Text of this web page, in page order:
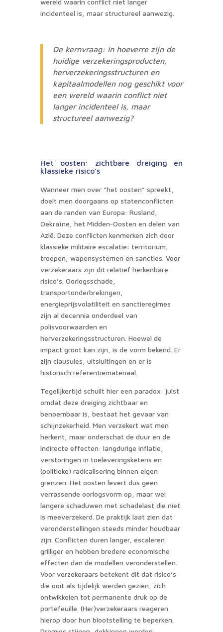
wereld waarin conflict niet langer
incidenteel is, maar structureel aanwezig.
De kernvraag: in hoeverre zijn de
huidige verzekeringsproducten,
herverzekeringsstructuren en
kapitaalmodellen nog geschikt voor
een wereld waarin conflict niet
langer incidenteel is, maar
structureel aanwezig?
Het oosten: zichtbare dreiging en
klassieke risico’s
Wanneer men over “het oosten” spreekt,
doelt men doorgaans op statenconflicten
aan de randen van Europa: Rusland,
Oekraïne, het Midden-Oosten en delen van
Azië. Deze conflicten kenmerken zich door
klassieke militaire escalatie: territorium,
troepen, wapensystemen en sancties. Voor
verzekeraars zijn dit relatief herkenbare
risico’s. Oorlogsschade,
transportonderbrekingen,
energieprijsvolatiliteit en sanctieregimes
zijn al decennia onderdeel van
polisvoorwaarden en
herverzekeringsstructuren. Hoewel de
impact groot kan zijn, is de vorm bekend. Er
zijn clausules, uitsluitingen en er is
historisch referentiemateriaal.
Tegelijkertijd schuilt hier een paradox: juist
omdat deze dreiging zichtbaar en
benoembaar is, bestaat het gevaar van
schijnzekerheid. Men verzekert wat men
herkent, maar onderschat de duur en de
indirecte effecten: langdurige inflatie,
verstoringen in toeleveringsketens en
(politieke) radicalisering binnen eigen
grenzen. Het oosten levert dus geen
verrassende oorlogsvorm op, maar wel
langere schaduwen met schadelast die niet
is meeverzekerd. De praktijk laat zien dat
veronderstellingen steeds minder houdbaar
zijn. Conflicten duren langer, escaleren
grilliger en hebben bredere economische
effecten dan de modellen veronderstellen.
Voor verzekeraars betekent dit dat risico’s
die ooit als tijdelijk werden gezien, zich
ontwikkelen tot permanente druk op de
portefeuille. (Her)verzekeraars reageren
hierop door hun blootstelling te beperken.